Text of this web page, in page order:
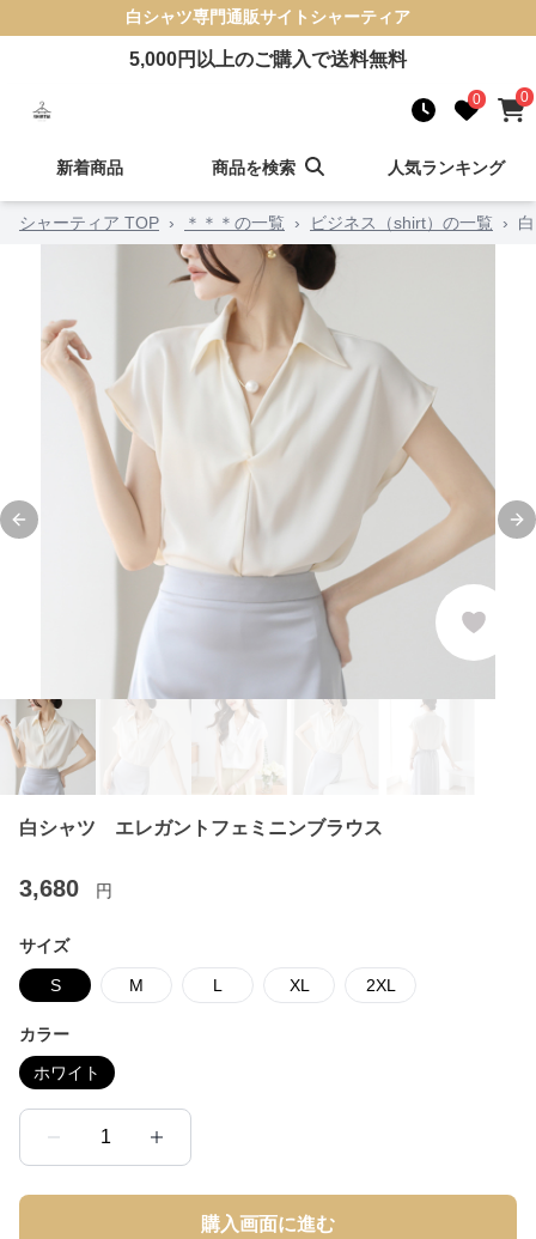
白シャツ専門通販サイト シャーティア
5,000円以上のご購入で送料無料
0 0
新着商品 商品を検索 人気ランキング
シャーティア TOP › ＊＊＊の一覧 › ビジネス（shirt）の一覧 ›
Previous slide
白シャツ エレガントフェミニンブラウス
3,680 円
サイズ
S M L XL 2XL
カラー
ホワイト
1
購入画面に進む